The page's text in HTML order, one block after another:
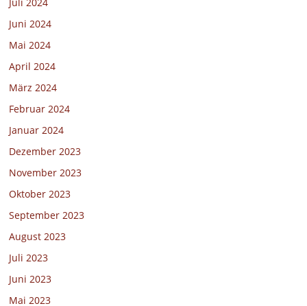
Juni 2024
Mai 2024
April 2024
März 2024
Februar 2024
Januar 2024
Dezember 2023
November 2023
Oktober 2023
September 2023
August 2023
Juli 2023
Juni 2023
Mai 2023